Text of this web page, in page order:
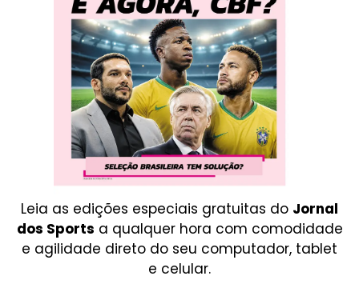
Leia as edições especiais gratuitas do Jornal
dos Sports a qualquer hora com comodidade
e agilidade direto do seu computador, tablet
e celular.